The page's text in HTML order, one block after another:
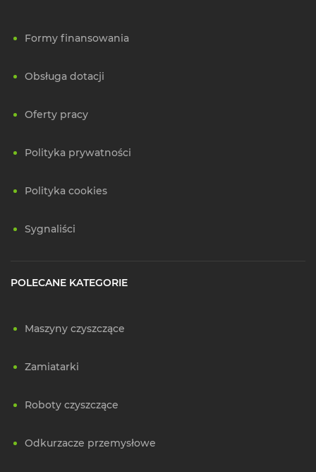
Formy finansowania
Obsługa dotacji
Oferty pracy
Polityka prywatności
Polityka cookies
Sygnaliści
POLECANE KATEGORIE
Maszyny czyszczące
Zamiatarki
Roboty czyszczące
Odkurzacze przemysłowe